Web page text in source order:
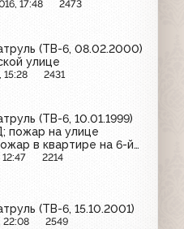
в сбыте
17:48 2473
(ТВ-6, 08.02.2000)
улице
15:28 2431
(ТВ-6, 10.01.1999)
пожар на улице
в квартире на 6-й
2214
(ТВ-6, 15.10.2001)
22:08 2549